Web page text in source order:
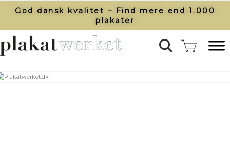
God dansk kvalitet – Find mere end 1.000
plakater​